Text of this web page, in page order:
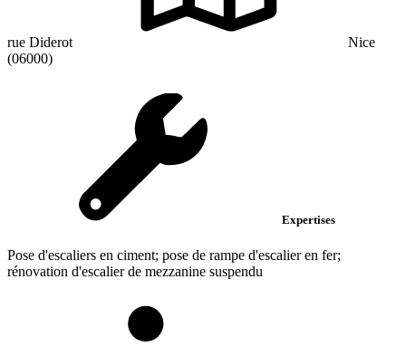
rue Diderot
Nice
(06000)
Expertises
Pose d'escaliers en ciment; pose de rampe d'escalier en fer;
rénovation d'escalier de mezzanine suspendu